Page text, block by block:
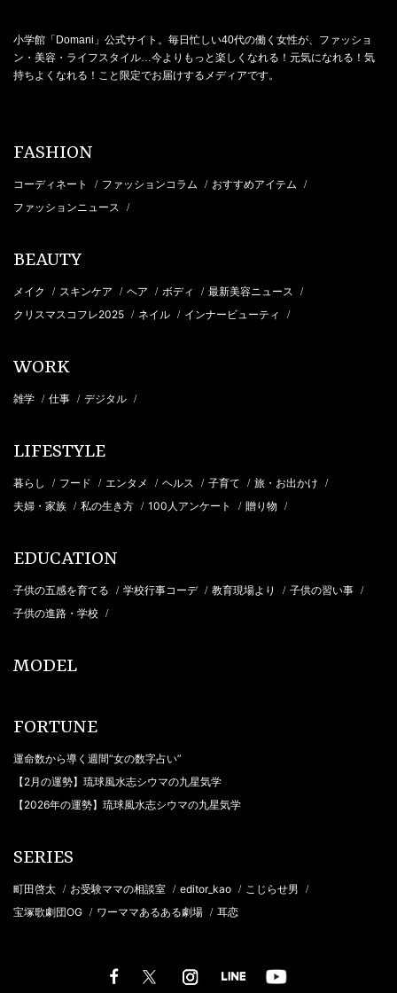
小学館「Domani」公式サイト。毎日忙しい40代の働く女性が、ファッショ
ン・美容・ライフスタイル…今よりもっと楽しくなれる！元気になれる！気
持ちよくなれる！こと限定でお届けするメディアです。
FASHION
コーディネート / ファッションコラム / おすすめアイテム /
ファッションニュース /
BEAUTY
メイク / スキンケア / ヘア / ボディ / 最新美容ニュース /
クリスマスコフレ2025 / ネイル / インナービューティ /
WORK
雑学 / 仕事 / デジタル /
LIFESTYLE
暮らし / フード / エンタメ / ヘルス / 子育て / 旅・お出かけ /
夫婦・家族 / 私の生き方 / 100人アンケート / 贈り物 /
EDUCATION
子供の五感を育てる / 学校行事コーデ / 教育現場より / 子供の習い事 /
子供の進路・学校 /
MODEL
FORTUNE
運命数から導く週間“女の数字占い”
【2月の運勢】琉球風水志シウマの九星気学
【2026年の運勢】琉球風水志シウマの九星気学
SERIES
町田啓太 / お受験ママの相談室 / editor_kao / こじらせ男 /
宝塚歌劇団OG / ワーママあるある劇場 / 耳恋